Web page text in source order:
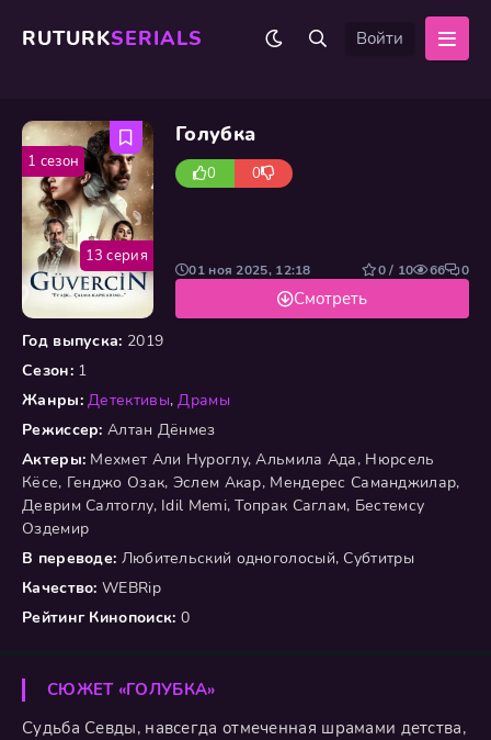
RUTURKSERIALS Войти
Голубка
0 0
Год выпуска: 2019
Сезон:1
Жанры: Детективы,Драмы
Режиссер: Алтан Дёнмез
Актеры: Мехмет Али Нуроглу, Альмила Ада, Нюрсель
Кёсе, Генджо Озак, Эслем Акар, Мендерес Саманджилар,
Деврим Салтоглу, Idil Memi, Топрак Саглам, Бестемсу
Оздемир
В переводе: Любительский одноголосый, Субтитры
Качество: WEBRip
Рейтинг Кинопоиск: 0
Смотреть
01 ноя 2025, 12:18 0 / 10 66 0
13 серия
1 сезон
СЮЖЕТ «ГОЛУБКА»
Судьба Севды, навсегда отмеченная шрамами детства,